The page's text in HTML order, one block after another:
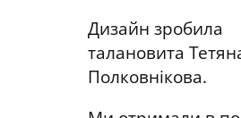
Дизайн зробила
талановита
Полковнікова.